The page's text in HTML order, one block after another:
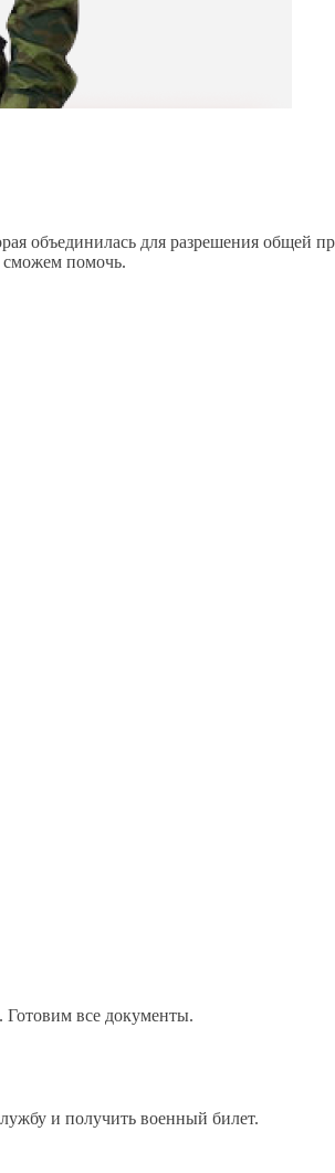
для разрешения общей
сможем помочь.
Готовим все документы.
и получить военный билет.